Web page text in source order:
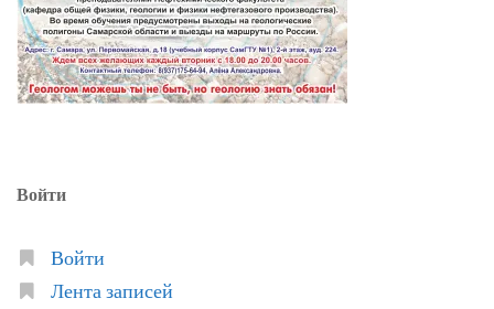
Войти
Войти
Лента записей